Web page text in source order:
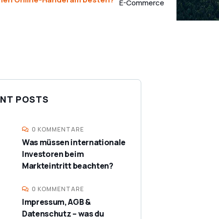
E-Commerce
POSTS
0 KOMMENTARE
Was müssen internationale
Investoren beim
Markteintritt beachten?
0 KOMMENTARE
Impressum, AGB &
Datenschutz – was du